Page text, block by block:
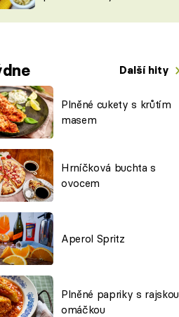
Další hity
Plněné cukety s krůtím
masem
Hrníčková buchta s
ovocem
Aperol Spritz
Plněné papriky s rajskou
omáčkou